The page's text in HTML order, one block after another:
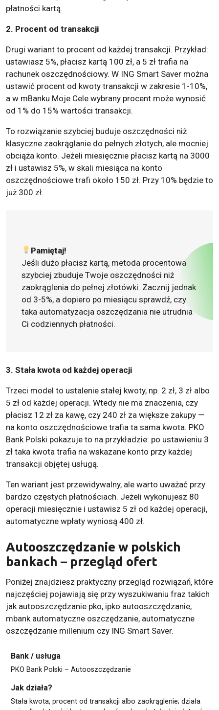
płatności kartą.
2. Procent od transakcji
Drugi wariant to procent od każdej transakcji. Przykład:
ustawiasz 5%, płacisz kartą 100 zł, a 5 zł trafia na
rachunek oszczędnościowy. W ING Smart Saver można
ustawić procent od kwoty transakcji w zakresie 1-10%,
a w mBanku Moje Cele wybrany procent może wynosić
od 1% do 15% wartości transakcji.
To rozwiązanie szybciej buduje oszczędności niż
klasyczne zaokrąglanie do pełnych złotych, ale mocniej
obciąża konto. Jeżeli miesięcznie płacisz kartą na 3000
zł i ustawisz 5%, w skali miesiąca na konto
oszczędnościowe trafi około 150 zł. Przy 10% będzie to
już 300 zł.
Pamiętaj!
Jeśli dużo płacisz kartą, metoda procentowa
szybciej zbuduje Twoje oszczędności niż
zaokrąglenia do pełnej złotówki. Zacznij jednak
od 3-5%, a dopiero po miesiącu sprawdź, czy
taka automatyzacja oszczędzania nie utrudnia
Ci codziennych płatności.
3. Stała kwota od każdej operacji
Trzeci model to ustalenie stałej kwoty, np. 2 zł, 3 zł albo
5 zł od każdej operacji. Wtedy nie ma znaczenia, czy
płacisz 12 zł za kawę, czy 240 zł za większe zakupy —
na konto oszczędnościowe trafia ta sama kwota. PKO
Bank Polski pokazuje to na przykładzie: po ustawieniu 3
zł taka kwota trafia na wskazane konto przy każdej
transakcji objętej usługą.
Ten wariant jest przewidywalny, ale warto uważać przy
bardzo częstych płatnościach. Jeżeli wykonujesz 80
operacji miesięcznie i ustawisz 5 zł od każdej operacji,
automatyczne wpłaty wyniosą 400 zł.
Autooszczędzanie w polskich
bankach – przegląd ofert
Poniżej znajdziesz praktyczny przegląd rozwiązań, które
najczęściej pojawiają się przy wyszukiwaniu fraz takich
jak autooszczędzanie pko, ipko autooszczędzanie,
mbank automatyczne oszczędzanie, automatyczne
oszczędzanie millenium czy ING Smart Saver.
Bank / usługa
PKO Bank Polski – Autooszczędzanie
Jak działa?
Stała kwota, procent od transakcji albo zaokrąglenie; działa